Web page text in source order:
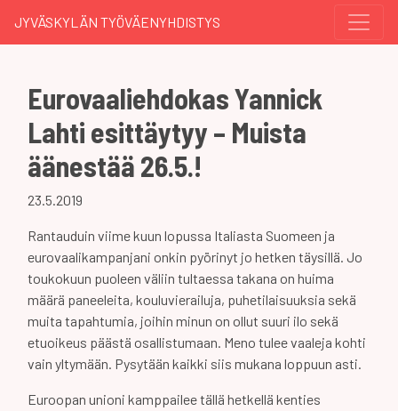
JYVÄSKYLÄN TYÖVÄENYHDISTYS
Eurovaaliehdokas Yannick
Lahti esittäytyy – Muista
äänestää 26.5.!
23.5.2019
Rantauduin viime kuun lopussa Italiasta Suomeen ja
eurovaalikampanjani onkin pyörinyt jo hetken täysillä. Jo
toukokuun puoleen väliin tultaessa takana on huima
määrä paneeleita, kouluvierailuja, puhetilaisuuksia sekä
muita tapahtumia, joihin minun on ollut suuri ilo sekä
etuoikeus päästä osallistumaan. Meno tulee vaaleja kohti
vain yltymään. Pysytään kaikki siis mukana loppuun asti.
Euroopan unioni kamppailee tällä hetkellä kenties